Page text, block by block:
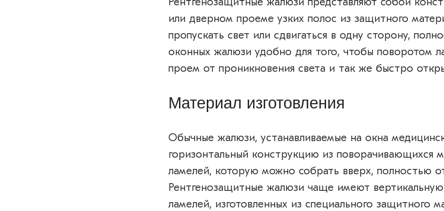
или дверном проеме узких полос из защитного
пропускать свет или сдвигаться в одну сторону,
оконных жалюзи удобно для того, чтобы поворотом
проем от проникновения света и так же быстро
Материал изготовления
Обычные жалюзи, устанавливаемые на окна
горизонтальный конструкцию из поворачивающихся
ламелей, которую можно собрать вверх, полностью
Рентгенозащитные жалюзи чаще имеют
ламелей, изготовленных из специального защитного